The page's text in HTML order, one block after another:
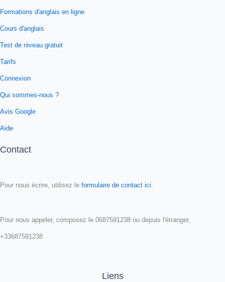
Formations d'anglais en ligne
Cours d'anglais
Test de niveau gratuit
Tarifs
Connexion
Qui sommes-nous ?
Avis Google
Aide
Contact
Pour nous écrire, utilisez le formulaire de contact ici
Pour nous appeler, composez le 0687591238 ou depuis l'étranger,
+33687591238
Liens